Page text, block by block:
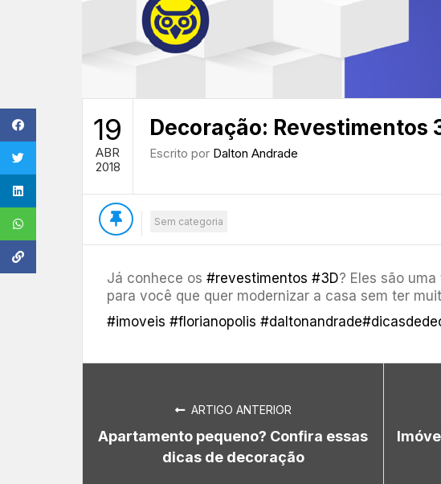
19
ABR
2018
Decoração: Revestimentos
Escrito por Dalton Andrade
Sem categoria
Já conhece os #revestimentos #3D? Eles são
para você que quer modernizar a casa sem ter
#imoveis #florianopolis #daltonandrade
ARTIGO ANTERIOR
Apartamento pequeno? Confira essas
dicas de decoração